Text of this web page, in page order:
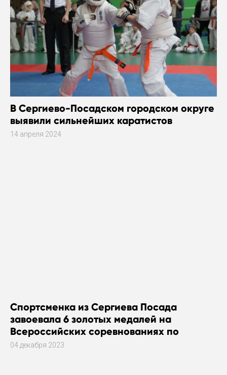
В Сергиево-Посадском городском округе
выявили сильнейших каратистов
14 апреля 2024
Спортсменка из Сергиева Посада
завоевала 6 золотых медалей на
Всероссийских соревнованиях по
плаванию
04 декабря 2023